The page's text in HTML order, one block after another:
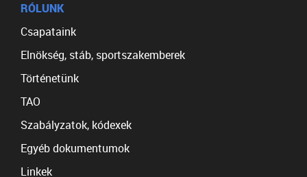
RÓLUNK
Csapataink
Elnökség, stáb, sportszakemberek
Történetünk
TAO
Szabályzatok, kódexek
Egyéb dokumentumok
Linkek